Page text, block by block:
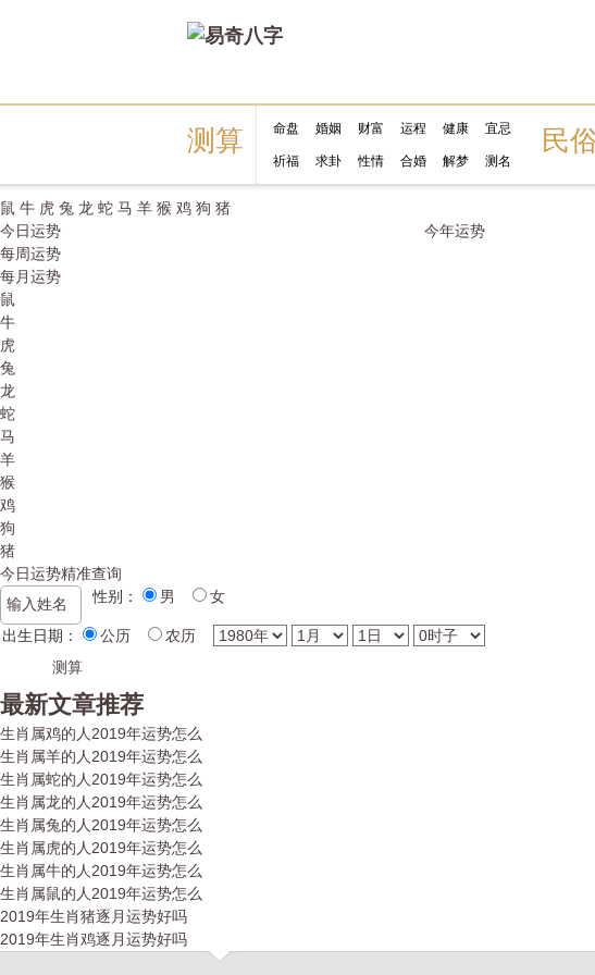
测算 命盘 婚姻 财富 运程 健康 宜忌
祈福 求卦 性情 合婚 解梦 测名
民
鼠 牛 虎 兔 龙 蛇 马 羊 猴 鸡 狗 猪
今日运势
每周运势
每月运势
今年运势
鼠
牛
虎
兔
龙
蛇
马
羊
猴
鸡
狗
猪
今日运势精准查询
性别：
男 女
出生日期： 公历 农历
最新文章推荐
生肖属鸡的人2019年运势怎么
生肖属羊的人2019年运势怎么
生肖属蛇的人2019年运势怎么
生肖属龙的人2019年运势怎么
生肖属兔的人2019年运势怎么
生肖属虎的人2019年运势怎么
生肖属牛的人2019年运势怎么
生肖属鼠的人2019年运势怎么
2019年生肖猪逐月运势好吗
2019年生肖鸡逐月运势好吗